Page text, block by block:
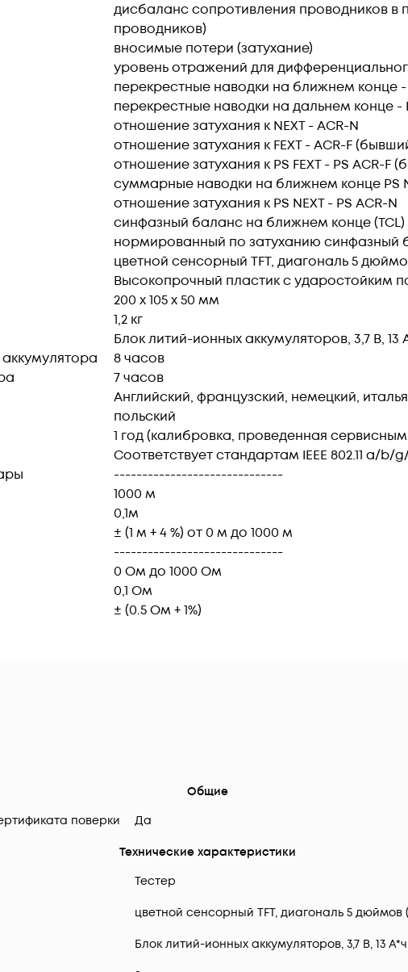
дисбаланс сопротивления проводников в
проводников)
вносимые потери (затухание)
уровень отражений для
перекрестные наводки на ближнем конце -
перекрестные наводки на дальнем конце -
отношение затухания к NEXT - ACR-N
отношение затухания к FEXT - ACR-F (бывший
отношение затухания к PS FEXT - PS ACR-F
суммарные наводки на ближнем конце PS
отношение затухания к PS NEXT - PS ACR-N
синфазный баланс на ближнем конце (TCL)
нормированный по затуханию синфазный
цветной сенсорный TFT, диагональ 5
Высокопрочный пластик с ударостойким
200 x 105 x 50 мм
1,2 кг
Блок литий-ионных аккумуляторов, 3,7 В, 13
8 часов
7 часов
Английский, французский, немецкий,
польский
1 год (калибровка, проведенная
Соответствует стандартам IEEE 802.11 a/b/
------------------------------
1000 м
0,1м
± (1 м + 4 %) от 0 м до 1000 м
------------------------------
0 Ом до 1000 Ом
0,1 Ом
± (0.5 Ом + 1%)
Общие
поверки
Да
Технические характеристики
Тестер
цветной сенсорный TFT, диагональ 5
Блок литий-ионных аккумуляторов, 3,7 В, 13 А*ч